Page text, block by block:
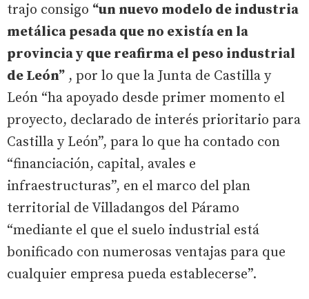
trajo consigo “un nuevo modelo de industria
metálica pesada que no existía en la
provincia y que reafirma el peso industrial
de León” , por lo que la Junta de Castilla y
León “ha apoyado desde primer momento el
proyecto, declarado de interés prioritario para
Castilla y León”, para lo que ha contado con
“financiación, capital, avales e
infraestructuras”, en el marco del plan
territorial de Villadangos del Páramo
“mediante el que el suelo industrial está
bonificado con numerosas ventajas para que
cualquier empresa pueda establecerse”.